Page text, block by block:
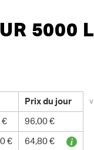
5000
Prix du jour
€ 96,00 €
€ 64,80 €